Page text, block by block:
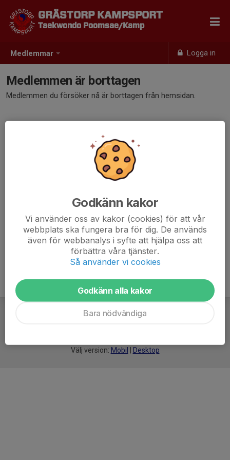
Medlemmar Logga in
GRÄSTORP KAMPSPORT
Taekwondo Poomsae/Kamp
Medlemmen är borttagen
Medlemmen du försöker nå är borttagen från hemsidan.
Välj version: Mobil Desktop
Godkänn kakor
Vi använder oss av kakor (cookies) för att vår
webbplats ska fungera bra för dig. De används
även för webbanalys i syfte att hjälpa oss att
förbättra våra tjänster.
Så använder vi cookies
Godkänn alla kakor
Bara nödvändiga